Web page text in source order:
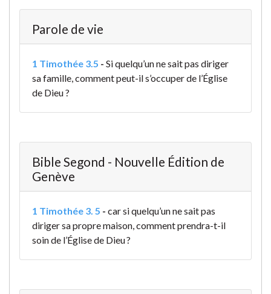
Parole de vie
1 Timothée 3.5 - Si quelqu’un ne sait pas diriger
sa famille, comment peut-il s’occuper de l’Église
de Dieu ?
Bible Segond - Nouvelle Édition de
Genève
1 Timothée 3. 5 - car si quelqu’un ne sait pas
diriger sa propre maison, comment prendra-t-il
soin de l’Église de Dieu ?